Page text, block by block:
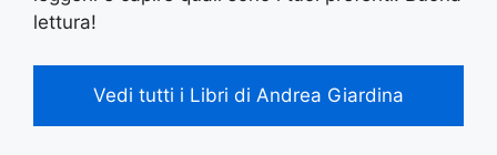
lettura!
Vedi tutti i Libri di Andrea Giardina